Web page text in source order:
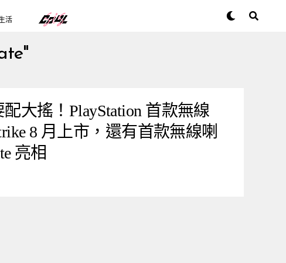
活
大搖！PlayStation 首款無線
8 月上市，還有首款無線喇
亮相